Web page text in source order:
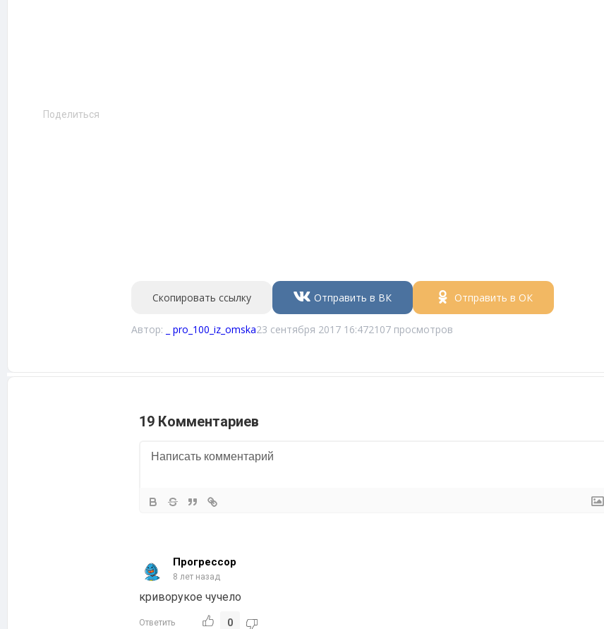
Поделиться
Скопировать ссылку Отправить в ВК Отправить в ОК
Автор: _ pro_100_iz_omska23 сентября 2017 16:472107 просмотров
19 Комментариев
Прогрессор
8 лет назад
криворукое чучело
Ответить 0